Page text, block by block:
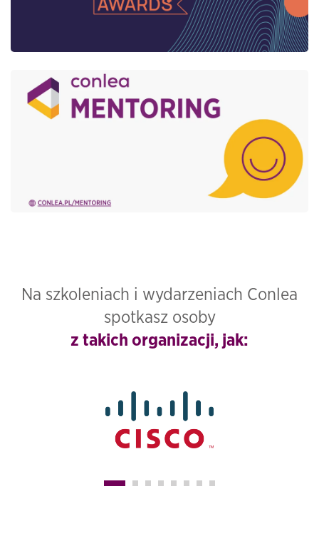
Na szkoleniach i wydarzeniach Conlea
spotkasz osoby
z takich organizacji, jak: